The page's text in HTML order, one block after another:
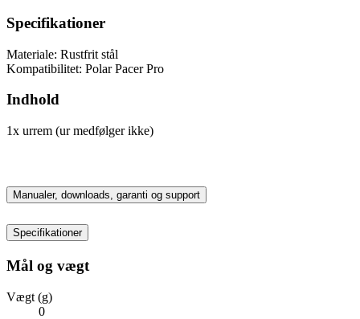
Specifikationer
Materiale: Rustfrit stål
Kompatibilitet: Polar Pacer Pro
Indhold
1x urrem (ur medfølger ikke)
Manualer, downloads, garanti og support
Specifikationer
Mål og vægt
Vægt (g)
0